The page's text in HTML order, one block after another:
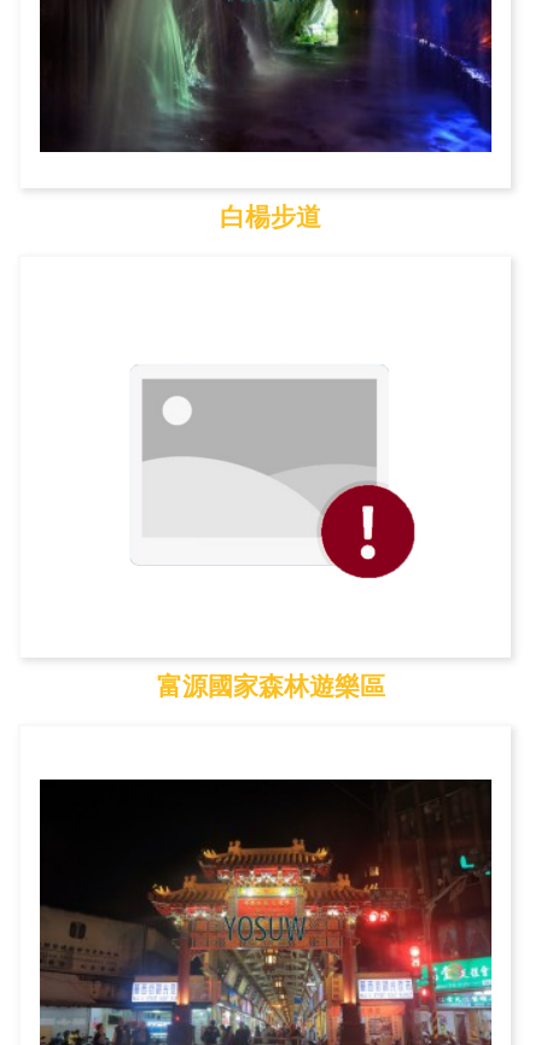
白楊步道
富源國家森林遊樂區